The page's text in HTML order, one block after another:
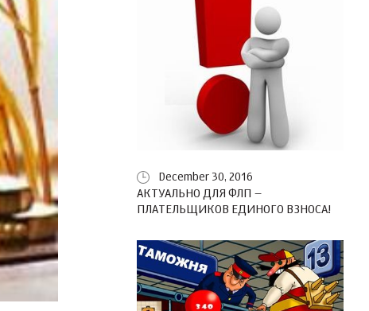
December 30, 2016
АКТУАЛЬНО ДЛЯ ФЛП –
ПЛАТЕЛЬЩИКОВ ЕДИНОГО ВЗНОСА!